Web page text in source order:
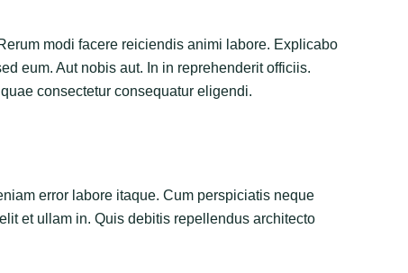
modi facere reiciendis animi labore. Explicabo
eum. Aut nobis aut. In in reprehenderit officiis.
consectetur consequatur eligendi.
error labore itaque. Cum perspiciatis neque
et ullam in. Quis debitis repellendus architecto